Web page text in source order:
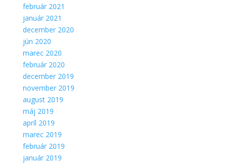
február 2021
január 2021
december 2020
jún 2020
marec 2020
február 2020
december 2019
november 2019
august 2019
máj 2019
apríl 2019
marec 2019
február 2019
január 2019